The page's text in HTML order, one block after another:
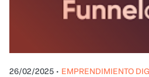
26/02/2025 • EMPRENDIMIENTO